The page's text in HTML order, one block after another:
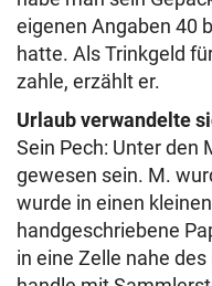
eigenen Angaben 40
hatte. Als Trinkgeld
zahle, erzählt er.
Urlaub verwandelte
Sein Pech: Unter den
gewesen sein. M.
wurde in einen
handgeschriebene
in eine Zelle nahe